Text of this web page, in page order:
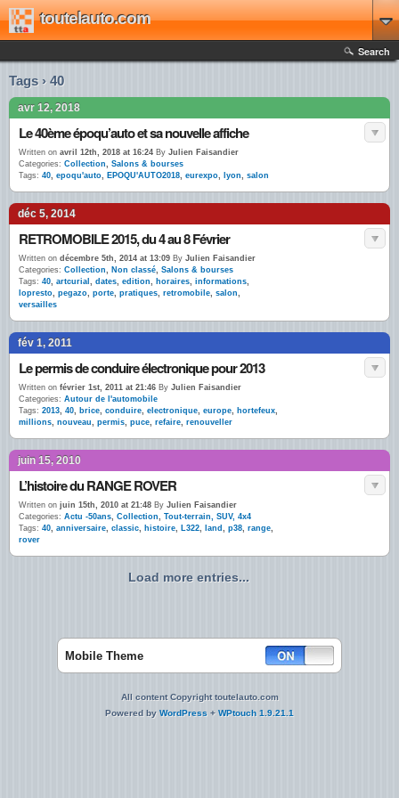
toutelauto.com
Search
Tags › 40
avr 12, 2018
Le 40ème époqu’auto et sa nouvelle affiche
Written on avril 12th, 2018 at 16:24 By Julien Faisandier
Categories: Collection, Salons & bourses
Tags: 40, epoqu'auto, EPOQU'AUTO2018, eurexpo, lyon, salon
déc 5, 2014
RETROMOBILE 2015, du 4 au 8 Février
Written on décembre 5th, 2014 at 13:09 By Julien Faisandier
Categories: Collection, Non classé, Salons & bourses
Tags: 40, artcurial , dates, edition, horaires, informations,
lopresto, pegazo, porte, pratiques, retromobile, salon,
versailles
fév 1, 2011
Le permis de conduire électronique pour 2013
Written on février 1st, 2011 at 21:46 By Julien Faisandier
Categories: Autour de l'automobile
Tags: 2013, 40, brice, conduire, electronique, europe, hortefeux,
millions, nouveau, permis, puce, refaire, renouveller
juin 15, 2010
L’histoire du RANGE ROVER
Written on juin 15th, 2010 at 21:48 By Julien Faisandier
Categories: Actu -50ans, Collection, Tout-terrain, SUV, 4x4
Tags: 40, anniversaire, classic, histoire, L322, land , p38, range,
rover
Load more entries...
Mobile Theme
All content Copyright toutelauto.com
Powered by WordPress + WPtouch 1.9.21.1